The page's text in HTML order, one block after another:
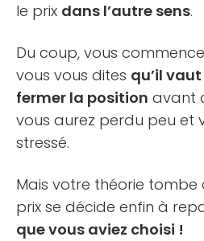
le prix dans l’autre sens.
Du coup, vous
vous vous dites qu’il
fermer la position avant
vous aurez perdu peu et
stressé.
Mais votre théorie tombe
prix se décide enfin à
que vous aviez choisi !